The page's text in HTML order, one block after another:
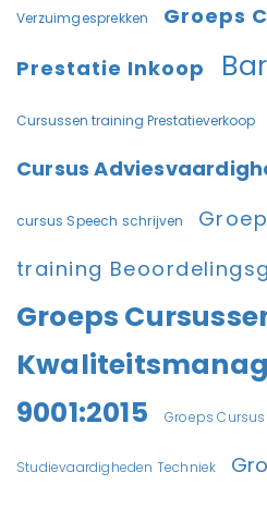
Verzuimgesprekken
Groeps
Prestatie Inkoop
Cursussen training Prestatieverkoop
Cursus
cursus Speech schrijven
training
Groeps
9001:2015
Groeps
Studievaardigheden Techniek